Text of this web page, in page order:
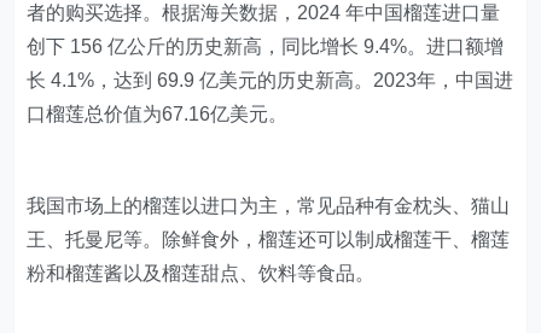
者的购买选择。根据海关数据，2024 年中国榴莲进口量
创下 156 亿公斤的历史新高，同比增长 9.4%。进口额增
长 4.1%，达到 69.9 亿美元的历史新高。2023年，中国进
口榴莲总价值为67.16亿美元。
我国市场上的榴莲以进口为主，常见品种有金枕头、猫山
王、托曼尼等。除鲜食外，榴莲还可以制成榴莲干、榴莲
粉和榴莲酱以及榴莲甜点、饮料等食品。